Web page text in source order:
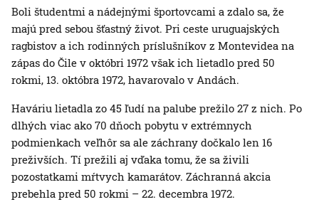
Boli študentmi a nádejnými športovcami a zdalo sa, že
majú pred sebou šťastný život. Pri ceste uruguajských
ragbistov a ich rodinných príslušníkov z Montevidea na
zápas do Čile v októbri 1972 však ich lietadlo pred 50
rokmi, 13. októbra 1972, havarovalo v Andách.
Haváriu lietadla zo 45 ľudí na palube prežilo 27 z nich. Po
dlhých viac ako 70 dňoch pobytu v extrémnych
podmienkach veľhôr sa ale záchrany dočkalo len 16
preživších. Tí prežili aj vďaka tomu, že sa živili
pozostatkami mŕtvych kamarátov. Záchranná akcia
prebehla pred 50 rokmi – 22. decembra 1972.